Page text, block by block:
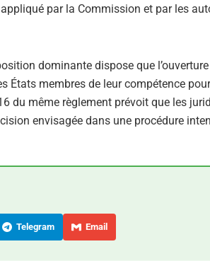
par la Commission et par les
dominante dispose que
États membres de leur compétence
du même règlement prévoit que les
envisagée dans une procédure
Telegram Email